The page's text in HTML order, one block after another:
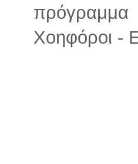
Χοηφόροι -